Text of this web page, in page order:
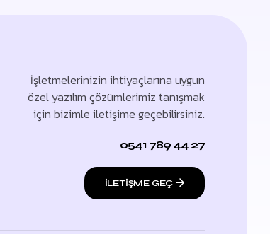
İşletmelerinizin ihtiyaçlarına uygun
özel yazılım çözümlerimiz tanışmak
için bizimle iletişime geçebilirsiniz.
0541 789 44 27
ILETIŞME GEÇ